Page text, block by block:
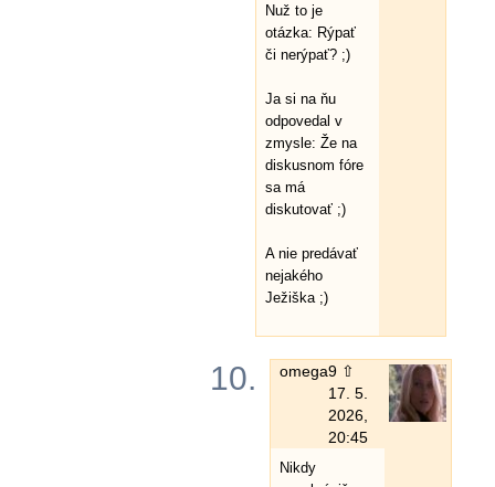
Nuž to je
otázka: Rýpať
či nerýpať? ;)
Ja si na ňu
odpovedal v
zmysle: Že na
diskusnom fóre
sa má
diskutovať ;)
A nie predávať
nejakého
Ježiška ;)
10. omega9 ⇧
17. 5.
2026,
20:45
Nikdy